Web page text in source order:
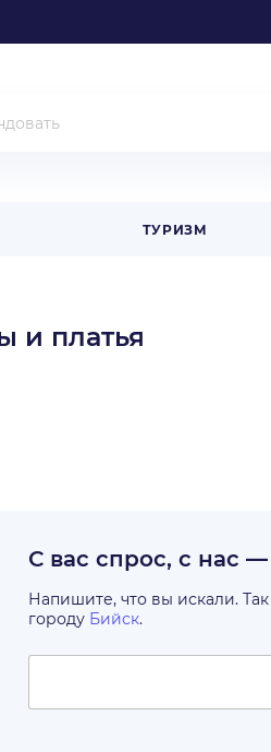
ТУРИЗМ
и платья
С вас спрос, с нас
Напишите, что вы искали.
городу Бийск.